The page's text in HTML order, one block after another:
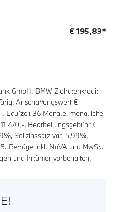
€195,83*
GmbH. BMW Zielratenkredit
Anschaffungswert €
, Laufzeit36 Monate, monatliche
11 470,-, Bearbeitungsgebühr €
%, Sollzinssatz var. 5,99%,
. Beträge inkl. NoVA und MwSt..
und Irrtümer vorbehalten.